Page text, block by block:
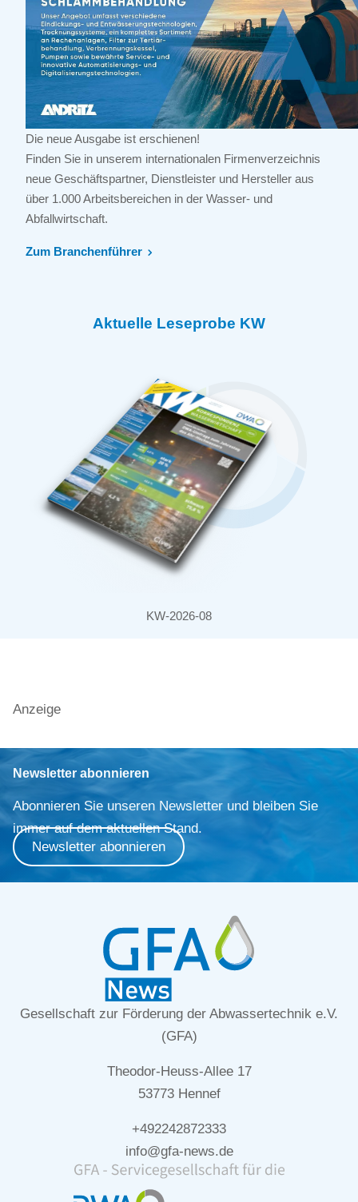
Die neue Ausgabe ist erschienen!
Finden Sie in unserem internationalen Firmenverzeichnis
neue Geschäftspartner, Dienstleister und Hersteller aus
über 1.000 Arbeitsbereichen in der Wasser- und
Abfallwirtschaft.
Zum Branchenführer
Aktuelle Leseprobe KW
KW-2026-08
Anzeige
Newsletter abonnieren
Abonnieren Sie unseren Newsletter und bleiben Sie
immer auf dem aktuellen Stand.
Newsletter abonnieren
Gesellschaft zur Förderung der Abwassertechnik e.V.
(GFA)
Theodor-Heuss-Allee 17
53773 Hennef
+492242872333
info@gfa-news.de